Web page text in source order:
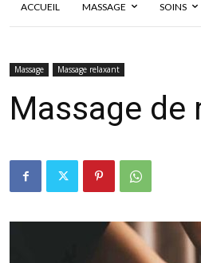
ACCUEIL MASSAGE SOINS
Massage Massage relaxant
Massage de